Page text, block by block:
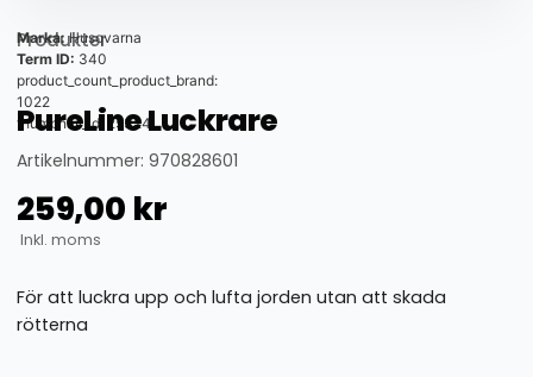
Produkter
Marka: Husqvarna
Term ID: 340
product_count_product_brand:
1022
thumbnail_id: 25324
PureLine Luckrare
Artikelnummer: 970828601
259,00 kr
Inkl. moms
För att luckra upp och lufta jorden utan att skada
rötterna